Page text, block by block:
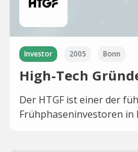
Investor 2005 Bonn
High-Tech
Der HTGF ist einer der
Frühphaseninvestoren in